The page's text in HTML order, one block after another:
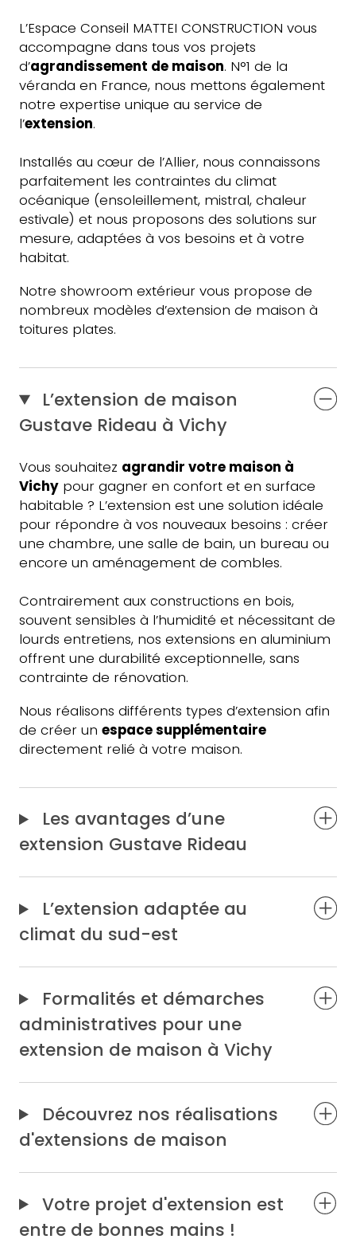
L’Espace Conseil MATTEI CONSTRUCTION vous
accompagne dans tous vos projets
d’agrandissement de maison. N°1 de la
véranda en France, nous mettons également
notre expertise unique au service de
l’extension.
Installés au cœur de l’Allier, nous connaissons
parfaitement les contraintes du climat
océanique (ensoleillement, mistral, chaleur
estivale) et nous proposons des solutions sur
mesure, adaptées à vos besoins et à votre
habitat.
Notre showroom extérieur vous propose de
nombreux modèles d’extension de maison à
toitures plates.
L’extension de maison
Gustave Rideau à Vichy
Vous souhaitez agrandir votre maison à
Vichypour gagner en confort et en surface
habitable ? L’extension est une solution idéale
pour répondre à vos nouveaux besoins : créer
une chambre, une salle de bain, un bureau ou
encore un aménagement de combles.
Contrairement aux constructions en bois,
souvent sensibles à l’humidité et nécessitant de
lourds entretiens, nos extensions en aluminium
offrent une durabilité exceptionnelle, sans
contrainte de rénovation.
Nous réalisons différents types d’extension afin
de créer un espace supplémentaire
directement relié à votre maison.
Les avantages d’une
extension Gustave Rideau
L’extension adaptée au
climat du sud-est
Formalités et démarches
administratives pour une
extension de maison à Vichy
Découvrez nos réalisations
d'extensions de maison
Votre projet d'extension est
entre de bonnes mains !